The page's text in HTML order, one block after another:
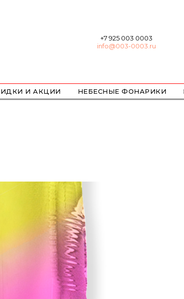
+7 925 003 0003
info@003-0003.ru
И АКЦИИ НЕБЕСНЫЕ ФОНАРИКИ